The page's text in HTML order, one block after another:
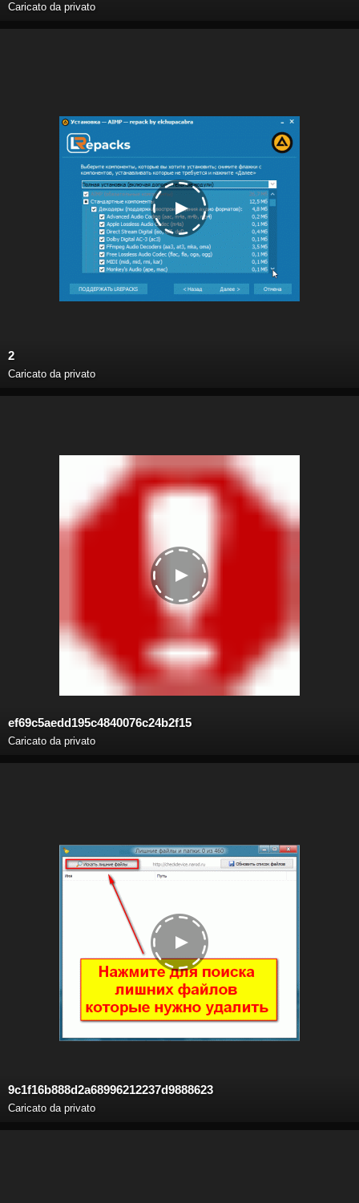
Caricato da privato
2
Caricato da privato
ef69c5aedd195c4840076c24b2f15
Caricato da privato
9c1f16b888d2a68996212237d9888623
Caricato da privato